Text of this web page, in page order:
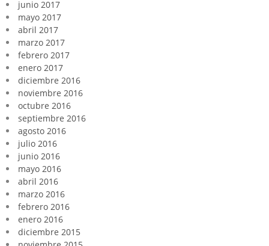
junio 2017
mayo 2017
abril 2017
marzo 2017
febrero 2017
enero 2017
diciembre 2016
noviembre 2016
octubre 2016
septiembre 2016
agosto 2016
julio 2016
junio 2016
mayo 2016
abril 2016
marzo 2016
febrero 2016
enero 2016
diciembre 2015